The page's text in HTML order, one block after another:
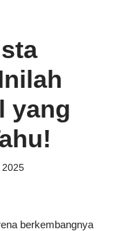
yang
2025
berkembangnya